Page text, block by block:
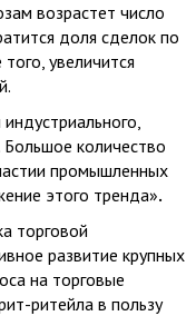
возрастет число
доля сделок по
увеличится
Большое количество
промышленных
этого тренда».
торговой
развитие крупных
на торговые
ритейла в пользу